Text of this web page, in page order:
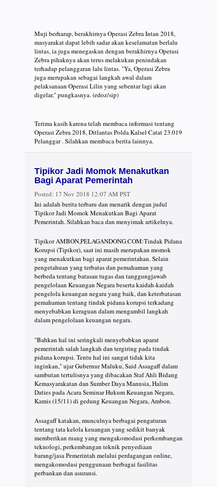
Muji berharap, berakhirnya Operasi Zebra Intan 2018,
masyarakat dapat lebih sadar akan keselamatan berlalu
lintas, ia juga menegaskan dengan berakhirnya Operasi
Zebra pihaknya akan terus melakukan penindakan
terhadap pelanggaran lalu lintas. "Ya, Operasi Zebra
juga merupakan sebagai langkah awal dalam
pelaksanaan Operasi Lilin yang sebentar lagi akan
digelar," pungkasnya. (edoz/sip)
Terima kasih karena telah membaca informasi tentang
Operasi Zebra 2018, Ditlantas Polda Kalsel Catat 23.019
Pelanggar . Silahkan membaca berita lainnya.
Tipikor Jadi Momok Menakutkan
Bagi Aparat Pemerintah
Posted: 17 Nov 2018 12:07 AM PST
Ini adalah berita terbaru dan menarik dengan judul
Tipikor Jadi Momok Menakutkan Bagi Aparat
Pemerintah. Silahkan baca dan menyimak artikelnya.
Tipikor AMBON,PELAGANDONG.COM:Tindak Pidana
Korupsi (Tipikor), saat ini masih merupakan momok
yang menakutkan bagi aparat pemerintahan. Selain
pengetahuan yang terbatas dan pemahaman yang
berbeda tentang batasan tugas dan tanggungjawab
pengelolaan Keuangan Negara beserta kaidah-kaidah
pengelola keuangan negara yang baik, dan keterbatasan
pemahaman tentang tindak pidana korupsi terkadang
menyebabkan keraguan dalam mengambil langkah
dalam pengelolaan keuangan negara.
"Bahkan hal ini seringkali menyebabkan aparat
pemerintah salah langkah dan tergiring pada tindak
pidana korupsi. Tentu hal ini sangat tidak kita
inginkan," ujar Gubernur Maluku, Said Assagaff dalam
sambutan tertulisnya yang dibacakan Staf Ahli Bidang
Kemasyarakatan dan Sumber Daya Manusia, Halim
Daties pada Acara Seminar Hukum Keuangan Negara,
Kamis (15/11) di gedung Keuangan Negara, Ambon.
Assagaff katakan, munculnya berbagai pengaturan
tentang tata kelola keuangan yang sedikit banyak
memberikan ruang yang mengakomodasi perkembangan
teknologi, perkembangan teknik penyediaan
barang/jasa Pemerintah melalui perdagangan online,
mengakomodasi penggunaan berbagai fasilitas
perbankan dan asuransi.